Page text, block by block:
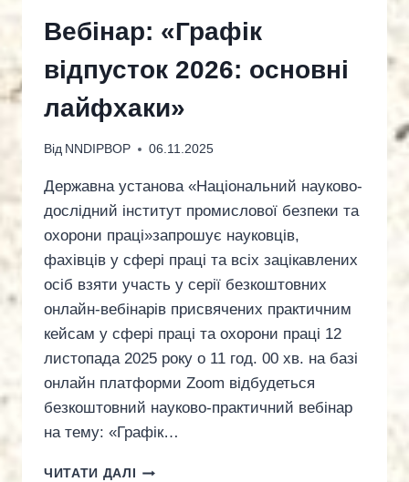
Вебінар: «Графік
відпусток 2026: основні
лайфхаки»
Від NNDIPBOP 06.11.2025
Державна установа «Національний науково-
дослідний інститут промислової безпеки та
охорони праці»запрошує науковців,
фахівців у сфері праці та всіх зацікавлених
осіб взяти участь у серії безкоштовних
онлайн-вебінарів присвячених практичним
кейсам у сфері праці та охорони праці 12
листопада 2025 року о 11 год. 00 хв. на базі
онлайн платформи Zoom відбудеться
безкоштовний науково-практичний вебінар
на тему: «Графік…
ЧИТАТИ ДАЛІ
ВЕБІНАР: